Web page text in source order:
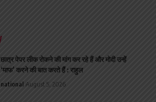
छात्र पेपर लीक रोकने की मांग कर रहे हैं और मोदी उन्हें
‘माफ’ करने की बात करते हैं : राहुल
national August 5, 2026